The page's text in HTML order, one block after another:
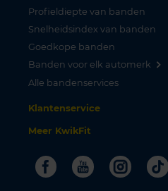
Profieldiepte van banden
Snelheidsindex van banden
Goedkope banden
Banden voor elk automerk
Alle bandenservices
Klantenservice
Meer KwikFit
FacebookYoutube